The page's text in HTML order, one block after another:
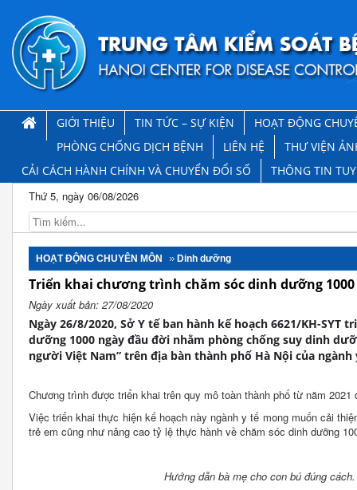
GIỚI THIỆU TIN TỨC – SỰ KIỆN
HOẠT ĐỘNG
PHÒNG CHỐNG DỊCH BỆNH
LIÊN HỆ
THƯ VIỆN
CẢI CÁCH HÀNH CHÍNH VÀ CHUYỂN ĐỔI SỐ
THÔNG TIN
Thứ 5, ngày 06/08/2026
HOẠT ĐỘNG CHUYÊN MÔN Dinh dưỡng
Triển khai chương trình chăm sóc dinh dưỡng
Ngày xuất bản: 27/08/2020
Ngày 26/8/2020, Sở Y tế ban hành kế hoạch 6621/KH-SYT
dưỡng 1000 ngày đầu đời nhằm phòng chống suy dinh
người Việt Nam” trên địa bàn thành phố Hà Nội của ngành
Chương trình được triển khai trên quy mô toàn thành phố từ năm 2021
Việc triển khai thực hiện kế hoạch này ngành y tế mong muốn cải
trẻ em cũng như nâng cao tỷ lệ thực hành về chăm sóc dinh dưỡng
Hướng dẫn bà mẹ cho con bú đúng